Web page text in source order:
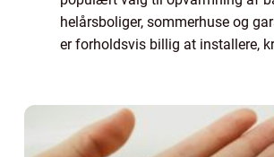
helårsboliger, sommerhuse og
er forholdsvis billig at installere,